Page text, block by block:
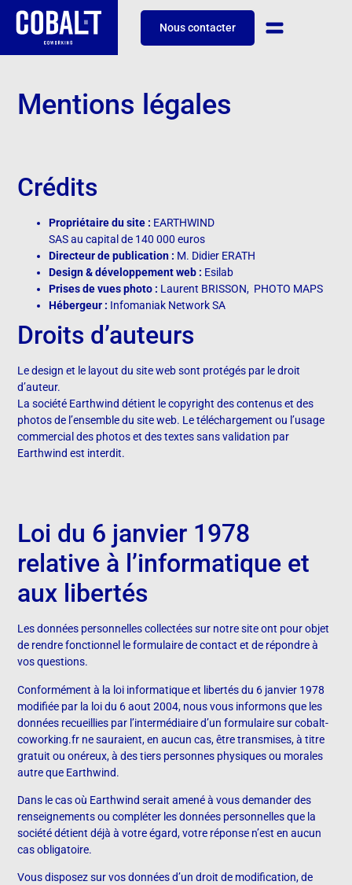
Nous contacter
Mentions légales
Crédits
Propriétaire du site : EARTHWIND
SAS au capital de 140 000 euros
Directeur de publication : M. Didier ERATH
Design & développement web : Esilab
Prises de vues photo : Laurent BRISSON, PHOTO MAPS
Hébergeur : Infomaniak Network SA
Droits d’auteurs
Le design et le layout du site web sont protégés par le droit
d’auteur.
La société Earthwind détient le copyright des contenus et des
photos de l’ensemble du site web. Le téléchargement ou l’usage
commercial des photos et des textes sans validation par
Earthwind est interdit.
Loi du 6 janvier 1978
relative à l’informatique et
aux libertés
Les données personnelles collectées sur notre site ont pour objet
de rendre fonctionnel le formulaire de contact et de répondre à
vos questions.
Conformément à la loi informatique et libertés du 6 janvier 1978
modifiée par la loi du 6 aout 2004, nous vous informons que les
données recueillies par l’intermédiaire d’un formulaire surcobalt-
coworking.fr ne sauraient, en aucun cas, être transmises, à titre
gratuit ou onéreux, à des tiers personnes physiques ou morales
autre que Earthwind.
Dans le cas où Earthwind serait amené à vous demander des
renseignements ou compléter les données personnelles que la
société détient déjà à votre égard, votre réponse n’est en aucun
cas obligatoire.
Vous disposez sur vos données d’un droit de modification, de